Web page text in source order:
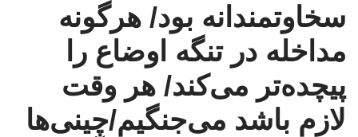
سخاوتمندانه بود/ هرگونه
مداخله در تنگه اوضاع را
پیچده‌تر می‌کند/ هر وقت
لازم باشد می‌جنگیم/چینی‌ها